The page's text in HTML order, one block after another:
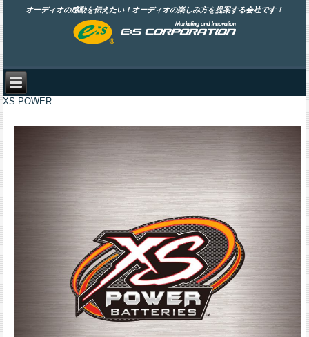
オーディオの感動を伝えたい！オーディオの楽しみ方を提案する会社です！
XS POWER